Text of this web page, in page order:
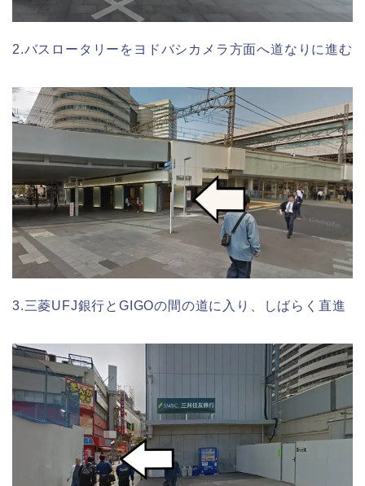
2.バスロータリーをヨドバシカメラ方面へ道なりに進む
3.三菱UFJ銀行とGIGOの間の道に入り、しばらく直進